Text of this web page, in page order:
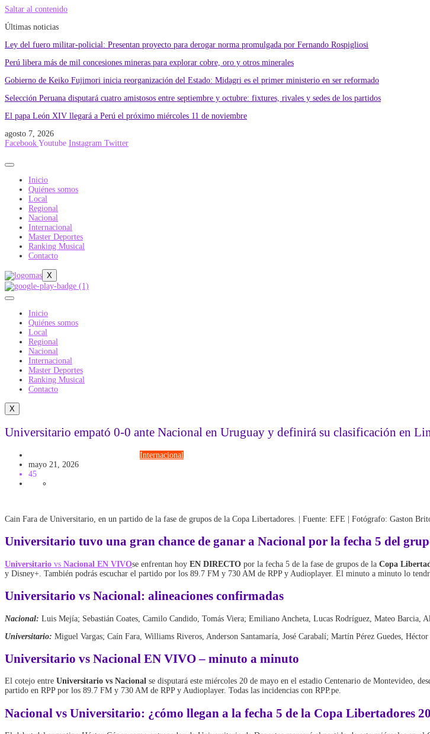
Saltar al contenido
Últimas noticias
Ley del fuero militar-policial: Presentan proyecto para derogar norma promulgada por Fernando Rospigliosi
Perú libera más de mil concesiones mineras para explorar cobre, oro y otros minerales
Gobierno de Keiko Fujimori inicia reorganización del Estado: Midagri es el primer ministerio en ser reformado
Selección Peruana disputará cuatro amistosos entre septiembre y octubre: fixtures, rivales y sedes de los partidos
El papa León XIV llegará a Perú el próximo miércoles 11 de noviembre
agosto 7, 2026
Facebook Youtube Instagram Twitter
Inicio
Quiénes somos
Local
Regional
Nacional
Internacional
Master Deportes
Ranking Musical
Contacto
X
Inicio
Quiénes somos
Local
Regional
Nacional
Internacional
Master Deportes
Ranking Musical
Contacto
X
Universitario empató 0-0 ante Nacional en Uruguay y definirá su clasificación en
Internacional
mayo 21, 2026
45
Cain Fara de Universitario, en un partido de la fase de grupos de la Copa Libertadores. | Fuente: EFE | Fotógrafo: Gaston
Universitario tuvo una gran chance de ganar a Nacional por la fecha 5 del
Universitario vs Nacional EN VIVOse enfrentan hoy EN DIRECTO por la fecha 5 de la fase de grupos de la Copa
y Disney+. También podrás escuchar el partido por los 89.7 FM y 730 AM de RPP y Audioplayer. El minuto a minuto lo
Universitario vs Nacional: alineaciones confirmadas
Nacional: Luis Mejía; Sebastián Coates, Camilo Candido, Tomás Viera; Emiliano Ancheta, Lucas Rodríguez, Mateo Barcia,
Universitario: Miguel Vargas; Caín Fara, Williams Riveros, Anderson Santamaría, José Carabalí; Martín Pérez Guedes,
Universitario vs Nacional EN VIVO – minuto a minuto
El cotejo entre Universitario vs Nacional se disputará este miércoles 20 de mayo en el estadio Centenario de Montevideo,
partido en RPP por los 89.7 FM y 730 AM de RPP y Audioplayer. Todas las incidencias con RPP.pe.
Nacional vs Universitario: ¿cómo llegan a la fecha 5 de la Copa Libertadores